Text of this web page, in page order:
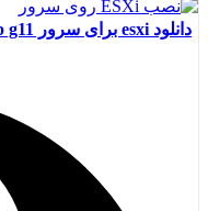
دانلود esxi برای سرور hp g11